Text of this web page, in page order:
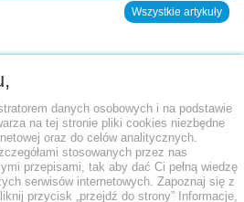
Wszystkie artykuły
danych osobowych i na podstawie
na tej stronie pliki cookies niezbędne
oraz do celów analitycznych.
stosowanych przez nas
przepisami, tak aby dać Ci pełną wiedzę
serwisów internetowych. Zapoznaj się z
przycisk „przejdź do strony” Informacje,